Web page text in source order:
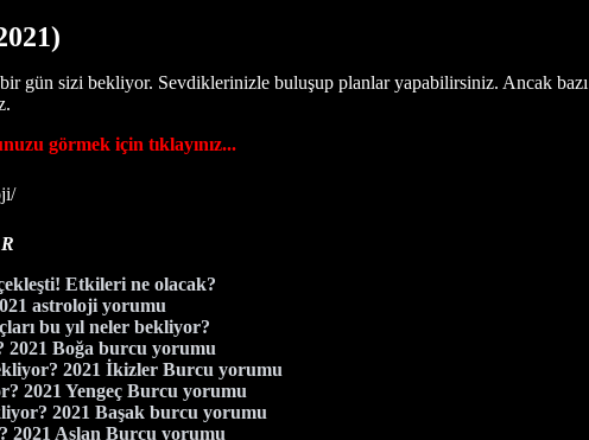
gün sizi bekliyor. Sevdiklerinizle buluşup planlar yapabilirsiniz. Ancak bazı
görmek için tıklayınız...
Etkileri ne olacak?
astroloji yorumu
bu yıl neler bekliyor?
2021 Boğa burcu yorumu
2021 İkizler Burcu yorumu
2021 Yengeç Burcu yorumu
2021 Başak burcu yorumu
2021 Aslan Burcu yorumu